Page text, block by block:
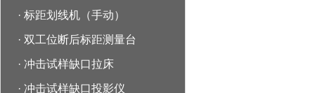
· 标距划线机（手动）
· 双工位断后标距测量台
· 冲击试样缺口拉床
· 冲击试样缺口投影仪